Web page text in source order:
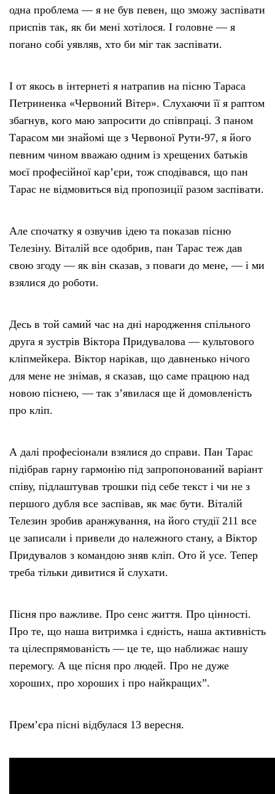
одна проблема — я не був певен, що зможу заспівати
приспів так, як би мені хотілося. І головне — я
погано собі уявляв, хто би міг так заспівати.
І от якось в інтернеті я натрапив на пісню Тараса
Петриненка «Червоний Вітер». Слухаючи її я раптом
збагнув, кого маю запросити до співпраці. З паном
Тарасом ми знайомі ще з Червоної Рути-97, я його
певним чином вважаю одним із хрещених батьків
моєї професійної карʼєри, тож сподівався, що пан
Тарас не відмовиться від пропозиції разом заспівати.
Але спочатку я озвучив ідею та показав пісню
Телезіну. Віталій все одобрив, пан Тарас теж дав
свою згоду — як він сказав, з поваги до мене, — і ми
взялися до роботи.
Десь в той самий час на дні народження спільного
друга я зустрів Віктора Придувалова — культового
кліпмейкера. Віктор нарікав, що давненько нічого
для мене не знімав, я сказав, що саме працюю над
новою піснею, — так зʼявилася ще й домовленість
про кліп.
А далі професіонали взялися до справи. Пан Тарас
підібрав гарну гармонію під запропонований варіант
співу, підлаштував трошки під себе текст і чи не з
першого дубля все заспівав, як має бути. Віталій
Телезин зробив аранжування, на його студії 211 все
це записали і привели до належного стану, а Віктор
Придувалов з командою зняв кліп. Ото й усе. Тепер
треба тільки дивитися й слухати.
Пісня про важливе. Про сенс життя. Про цінності.
Про те, що наша витримка і єдність, наша активність
та цілеспрямованість — це те, що наближає нашу
перемогу. А ще пісня про людей. Про не дуже
хороших, про хороших і про найкращих”.
Прем’єра пісні відбулася 13 вересня.